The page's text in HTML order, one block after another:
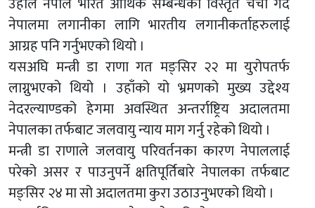
नेपालमा लगानीका लागि भारतीय लगानीकर्ताहरुलाई
आग्रह पनि गर्नुभएको थियो ।
यसअघि मन्त्री डा राणा गत मङ्सिर २२ मा युरोपतर्फ
लाग्नुभएको थियो । उहाँको यो भ्रमणको मुख्य उद्देश्य
नेदरल्याण्डको हेगमा अवस्थित अन्तर्राष्ट्रिय अदालतमा
नेपालका तर्फबाट जलवायु न्याय माग गर्नु रहेको थियो ।
मन्त्री डा राणाले जलवायु परिवर्तनका कारण नेपाललाई
परेको असर र पाउनुपर्ने क्षतिपूर्तिबारे नेपालका तर्फबाट
मङ्सिर २४ मा सो अदालतमा कुरा उठाउनुभएको थियो ।